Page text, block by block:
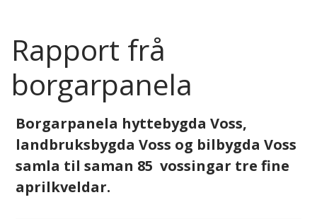
a
d
Rapport frå
borgarpanela
Borgarpanela hyttebygda Voss,
landbruksbygda Voss og bilbygda Voss
samla til saman 85 vossingar tre fine
aprilkveldar.